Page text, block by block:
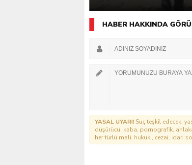
HABER HAKKINDA
YASAL UYARI! Suç teşkil edecek,
düşürücü, kaba, pornografik,
her türlü mali, hukuki, cezai, idari